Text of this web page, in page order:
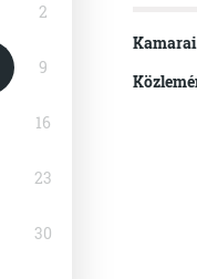
2
9
16
23
30